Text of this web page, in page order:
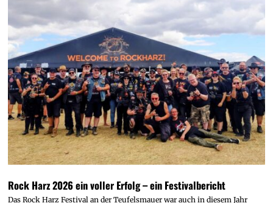
Rock Harz 2026 ein voller Erfolg – ein Festivalbericht
Das Rock Harz Festival an der Teufelsmauer war auch in diesem Jahr